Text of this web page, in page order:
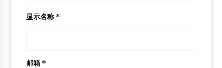
显示名称 *
邮箱 *